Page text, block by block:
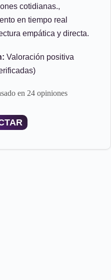
cotidianas.,
en tiempo real
empática y directa.
Valoración positiva
en 24 opiniones